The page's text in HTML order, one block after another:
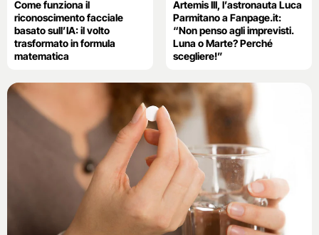
Come funziona il
riconoscimento facciale
basato sull’IA: il volto
trasformato in formula
matematica
Artemis III, l’astronauta Luca
Parmitano a Fanpage.it:
“Non penso agli imprevisti.
Luna o Marte? Perché
scegliere!”